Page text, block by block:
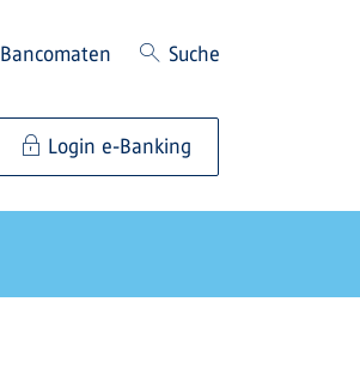
Bancomaten Suche
Login e-Banking